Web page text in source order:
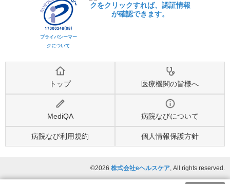
プライバシーマー
クについて
トップ 医療機関の皆様へ
MediQA 病院なびについて
病院なび利用規約 個人情報保護方針
©2026 株式会社eヘルスケア, All rights reserved.